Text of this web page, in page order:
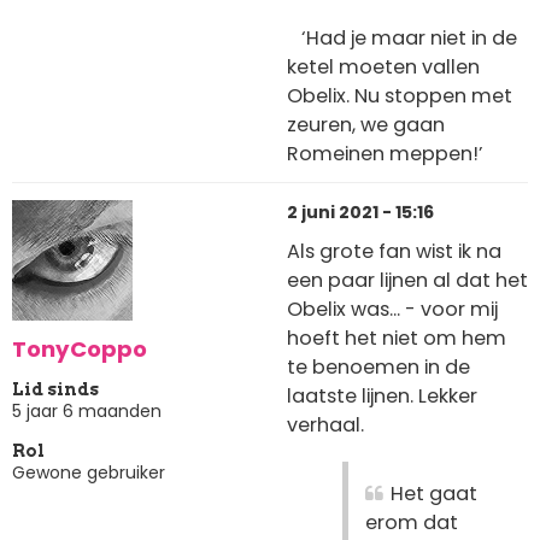
‘Had je maar niet in de
ketel moeten vallen
Obelix. Nu stoppen met
zeuren, we gaan
Romeinen meppen!’
TonyCoppo
Lid sinds
5 jaar 6 maanden
Rol
Gewone gebruiker
2 juni 2021 - 15:16
Als grote fan wist ik na
een paar lijnen al dat het
Obelix was... - voor mij
hoeft het niet om hem
te benoemen in de
laatste lijnen. Lekker
verhaal.
Het gaat
erom dat